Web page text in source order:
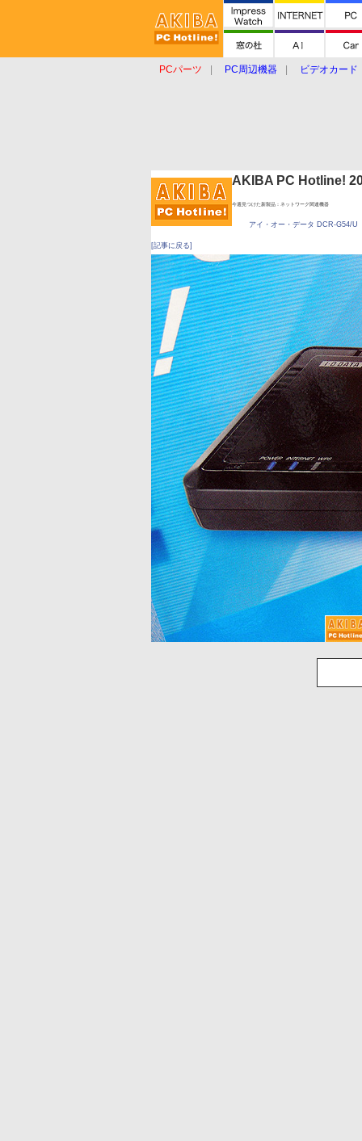
PCパーツ PC周辺機器
ビデオカード
AKIBA PC Hotline!
今週見つけた新製品：ネットワーク関連機器
アイ・オー・データ DCR-G54/U
[記事に戻る]